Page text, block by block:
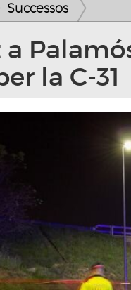
Successos
la C-31